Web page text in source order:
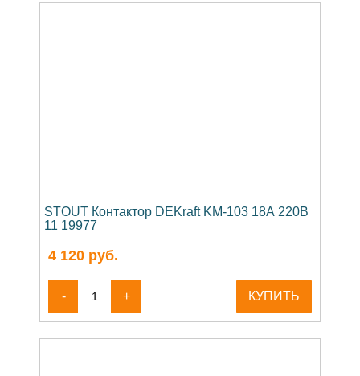
STOUT Контактор DEKraft KM-103 18А 220В
11 19977
4 120 руб.
- + КУПИТЬ